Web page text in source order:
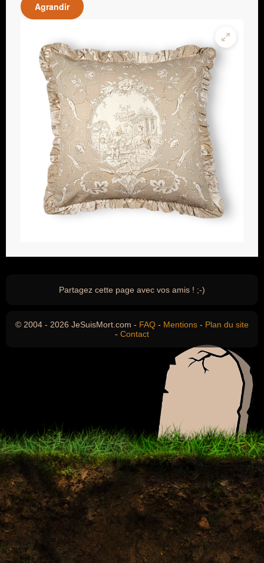
Agrandir
Partagez cette page avec vos amis ! ;-)
© 2004 - 2026 JeSuisMort.com - FAQ - Mentions - Plan du site
- Contact